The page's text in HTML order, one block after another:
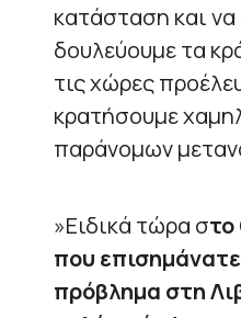
κατάσταση και
δουλεύουμε τα
τις χώρες
κρατήσουμε
παράνομων
»Ειδικά τώρα στο
που
πρόβλημα στη